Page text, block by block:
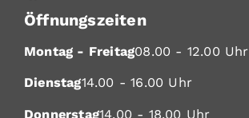
Öffnungszeiten
Montag - Freitag08.00 - 12.00 Uhr
Dienstag14.00 - 16.00 Uhr
Donnerstag14.00 - 18.00 Uhr